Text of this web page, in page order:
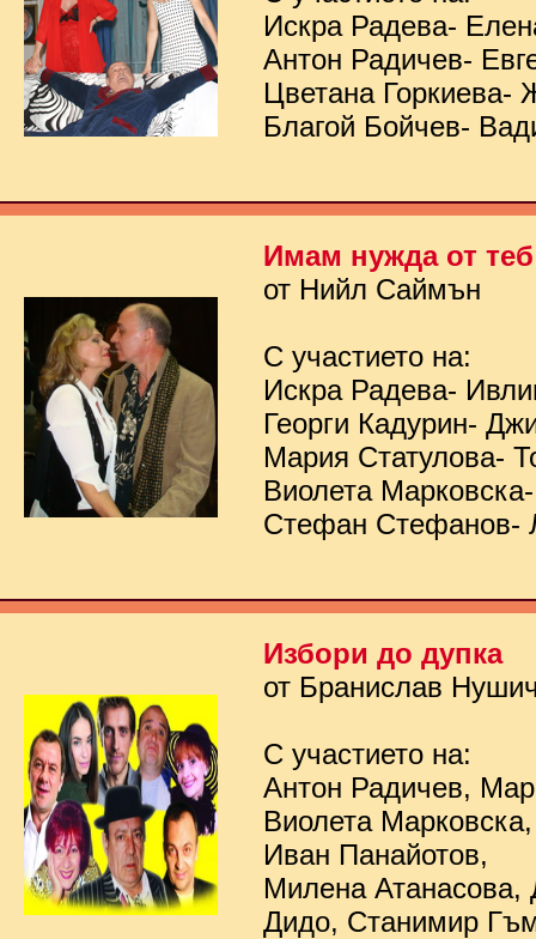
Искра Радева-
Антон Радичев-
Цветана Горкиева-
Благой Бойчев-
Имам нужда от теб
от Нийл Саймън
С участието на:
Искра Радева-
Георги Кадурин-
Мария Статулова-
Виолета
Стефан Стефанов-
Избори до дупка
от Бранислав
С участието на:
Антон Радичев,
Виолета
Иван Панайотов,
Милена Атанасова,
Дидо, Станимир